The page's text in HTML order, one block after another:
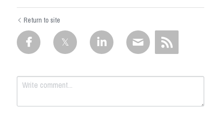
Return to site